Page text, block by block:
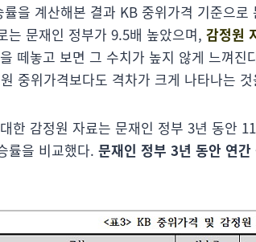
을 계산해본 결과 KB 중위가격 기준으로
는 문재인 정부가 9.5배 높았으며, 감정원
떼놓고 보면 그 수치가 높지 않게 느껴
중위가격보다도 격차가 크게 나타나는
한 감정원 자료는 문재인 정부 3년 동안
률을 비교했다. 문재인 정부 3년 동안 연